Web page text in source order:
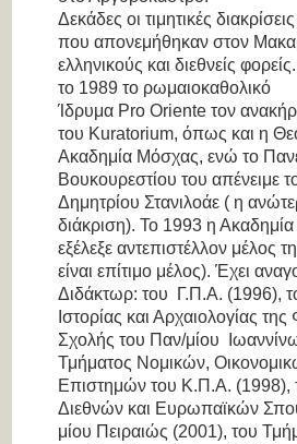
Δεκάδες οι τιμητικές
που απονεμήθηκαν στον
ελληνικούς και διεθνείς
το 1989 το ρωμαιοκαθολικό
Ίδρυμα Pro Oriente τον
του Kuratorium, όπως και η
Ακαδημία Μόσχας, ενώ το
Βουκουρεστίου του απένειμε
Δημητρίου Στανιλοάε ( η
διάκριση). Το 1993 η
εξέλεξε αντεπιστέλλον μέλος
είναι επίτιμο μέλος). Έχει
Διδάκτωρ: του Γ.Π.Α. (1996),
Ιστορίας και Αρχαιολογίας
Σχολής του Παν/μίου
Τμήματος Νομικών,
Επιστημών του Κ.Π.Α. (1998),
Διεθνών και Ευρωπαϊκών
μίου Πειραιώς (2001), του